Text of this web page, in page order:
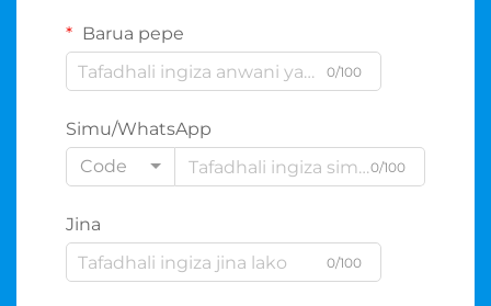
Barua pepe
0/100
Simu/WhatsApp
Code
0/100
Jina
0/100